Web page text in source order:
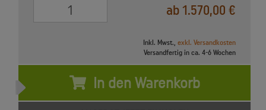
ab 1.570,00 €
Inkl. Mwst., exkl. Versandkosten
Versandfertig in ca. 4-6 Wochen
In den Warenkorb